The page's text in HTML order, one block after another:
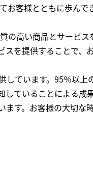
客様とともに歩ん
高い商品とサービ
を提供することで、
ています。95％以
ていることによる成果
す。お客様の大切な